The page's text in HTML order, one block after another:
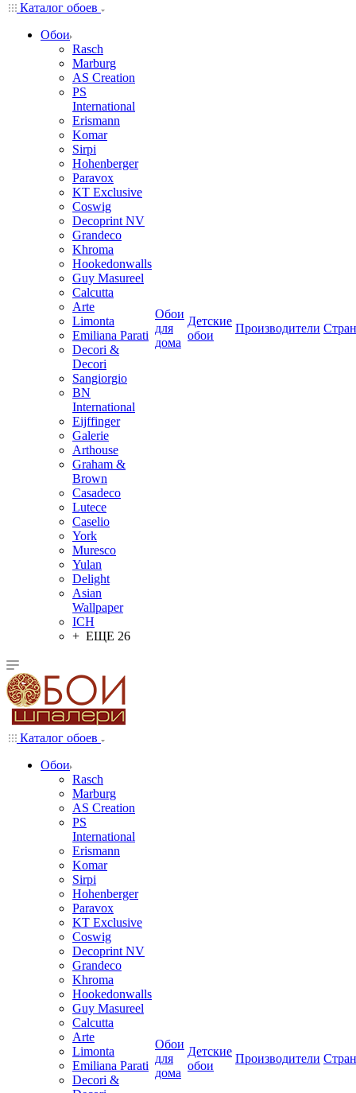
Каталог обоев
Обои
Rasch
Marburg
AS Creation
PS
International
Erismann
Komar
Sirpi
Hohenberger
Paravox
KT Exclusive
Coswig
Decoprint NV
Grandeco
Khroma
Hookedonwalls
Guy Masureel
Calcutta
Arte
Limonta
Emiliana Parati
Decori &
Decori
Sangiorgio
BN
International
Eijffinger
Galerie
Arthouse
Graham &
Brown
Casadeco
Lutece
Caselio
York
Muresco
Yulan
Delight
Asian
Wallpaper
ICH
+ ЕЩЕ 26
Обои
для
дома
Детские
обои
Производители
Каталог обоев
Обои
Rasch
Marburg
AS Creation
PS
International
Erismann
Komar
Sirpi
Hohenberger
Paravox
KT Exclusive
Coswig
Decoprint NV
Grandeco
Khroma
Hookedonwalls
Guy Masureel
Calcutta
Arte
Limonta
Emiliana Parati
Decori &
Обои
для
дома
Детские
обои
Производители